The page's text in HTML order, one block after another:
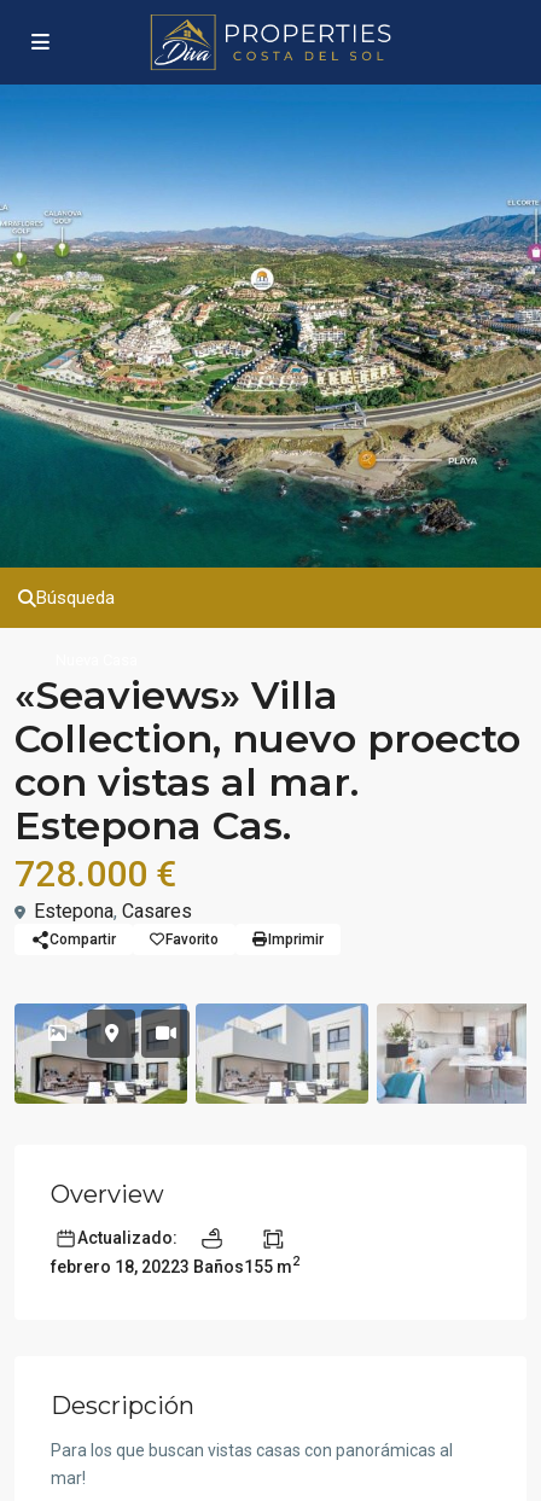
Búsqueda
«Seaviews» Villa
Collection, nuevo proecto
con vistas al mar.
Estepona Cas.
728.000 €
Estepona, Casares
Compartir Favorito Imprimir
Overview
Actualizado:
febrero 18, 20223 Baños155 m2
Descripción
Para los que buscan vistas casas con panorámicas al
mar!